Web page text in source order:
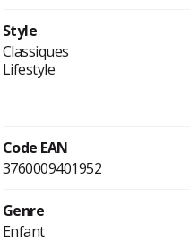
Style
Classiques
Lifestyle
Code EAN
3760009401952
Genre
Enfant